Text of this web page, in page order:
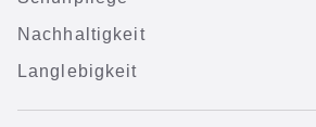
Nachhaltigkeit
Langlebigkeit